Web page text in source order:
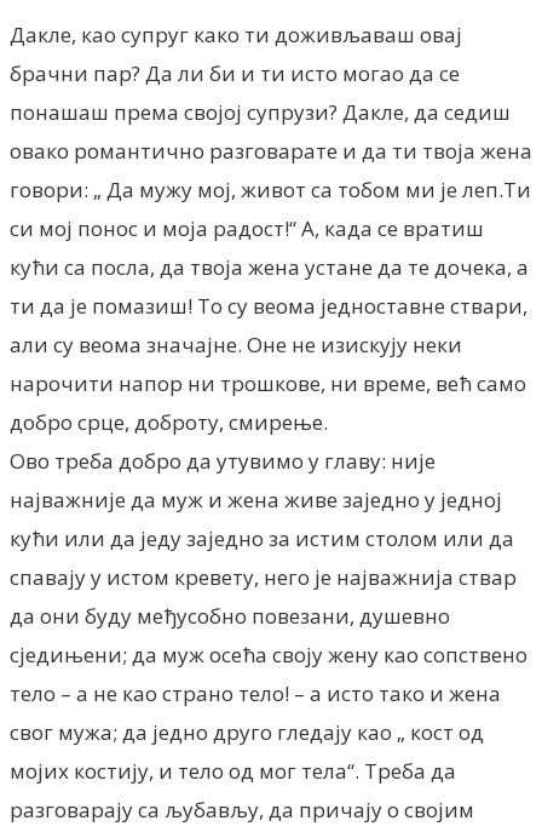
Дакле, као супруг како ти доживљаваш овај
брачни пар? Да ли би и ти исто могао да се
понашаш према својој супрузи? Дакле, да седиш
овако романтично разговарате и да ти твоја жена
говори: „ Да мужу мој, живот са тобом ми је леп.Ти
си мој понос и моја радост!“ А, када се вратиш
кући са посла, да твоја жена устане да те дочека, а
ти да је помазиш! То су веома једноставне ствари,
али су веома значајне. Оне не изискују неки
нарочити напор ни трошкове, ни време, већ само
добро срце, доброту, смирење.
Ово треба добро да утувимо у главу: није
најважније да муж и жена живе заједно у једној
кући или да једу заједно за истим столом или да
спавају у истом кревету, него је најважнија ствар
да они буду међусобно повезани, душевно
сједињени; да муж осећа своју жену као сопствено
тело – а не као страно тело! – а исто тако и жена
свог мужа; да једно друго гледају као „ кост од
мојих костију, и тело од мог тела“. Треба да
разговарају са љубављу, да причају о својим